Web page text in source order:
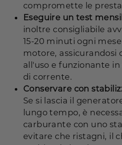
compromette le
Eseguire un test
inoltre consigliabile
15-20 minuti ogni
motore, assicurandosi
all'uso e funzionante
di corrente.
Conservare con
Se si lascia il
lungo tempo, è
carburante con uno
evitare che ristagni, il